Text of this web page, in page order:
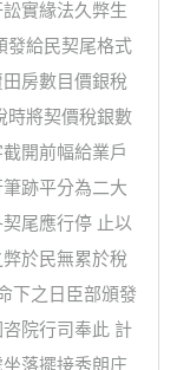
實緣法久弊生
發給民契尾格式
房數目價銀稅
時將契價稅銀數
開前幅給業戶
跡平分為二大
尾應行停 止以
於民無累於稅
下之日臣部頒發
院行司奉此 計
落擺接秀朗庄